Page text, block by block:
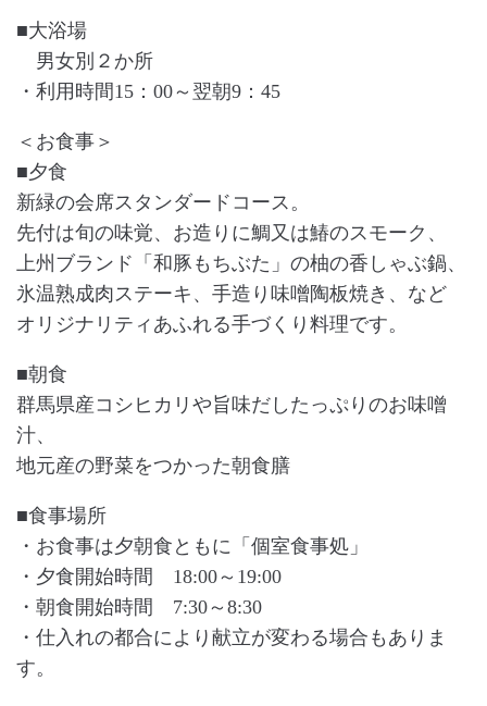
■大浴場
男女別２か所
・利用時間15 ： 00～翌朝9 ： 45
＜お食事＞
■夕食
新緑の会席スタンダードコース。
先付は旬の味覚、お造りに鯛又は鰆のスモーク、
上州ブランド「和豚もちぶた」の柚の香しゃぶ鍋、
氷温熟成肉ステーキ、手造り味噌陶板焼き、など
オリジナリティあふれる手づくり料理です。
■朝食
群馬県産コシヒカリや旨味だしたっぷりのお味噌
汁、
地元産の野菜をつかった朝食膳
■食事場所
・お食事は夕朝食ともに「個室食事処」
・夕食開始時間 18:00～ 19:00
・朝食開始時間 7:30～ 8:30
・仕入れの都合により献立が変わる場合もありま
す。